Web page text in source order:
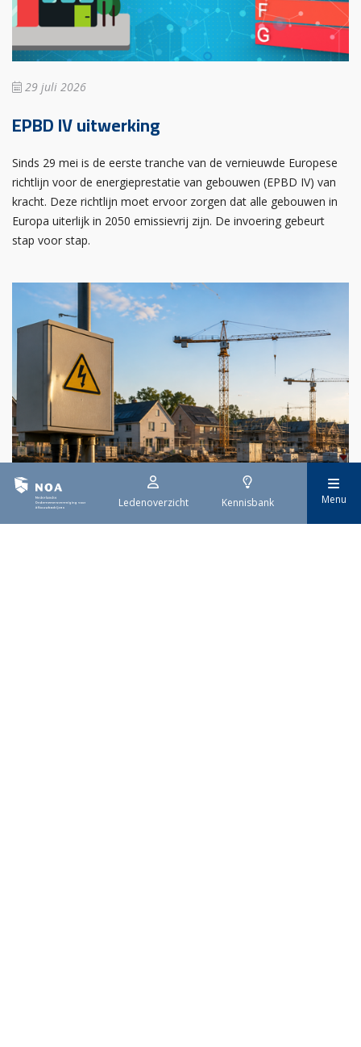
Ledenoverzicht Kennisbank Menu
29 juli 2026
EPBD IV uitwerking
Sinds 29 mei is de eerste tranche van de vernieuwde Europese
richtlijn voor de energieprestatie van gebouwen (EPBD IV) van
kracht. Deze richtlijn moet ervoor zorgen dat alle gebouwen in
Europa uiterlijk in 2050 emissievrij zijn. De invoering gebeurt
stap voor stap.
29 juli 2026